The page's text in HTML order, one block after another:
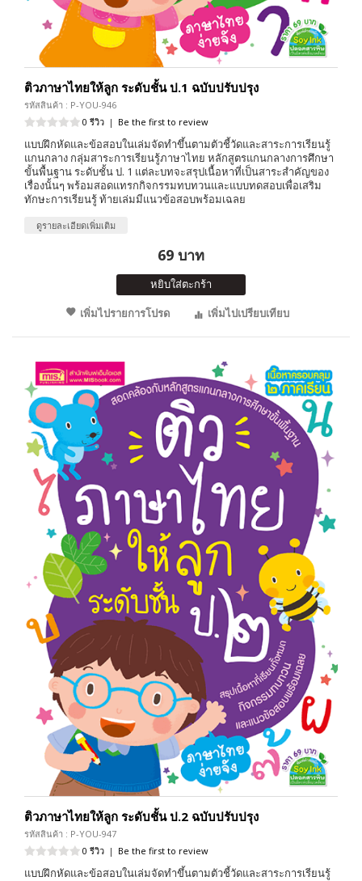
ติวภาษาไทยให้ลูก ระดับชั้น ป.1 ฉบับปรับปรุง
รหัสสินค้า : P-YOU-946
0 รีวิว | Be the first to review
แบบฝึกหัดและข้อสอบในเล่มจัดทำขึ้นตามตัวชี้วัดและสาระการเรียนรู้
แกนกลาง กลุ่มสาระการเรียนรู้ภาษาไทย หลักสูตรแกนกลางการศึกษา
ขั้นพื้นฐาน ระดับชั้น ป. 1 แต่ละบทจะสรุปเนื้อหาที่เป็นสาระสำคัญของ
เรื่องนั้นๆ พร้อมสอดแทรกกิจกรรมทบทวนและแบบทดสอบเพื่อเสริม
ทักษะการเรียนรู้ ท้ายเล่มมีแนวข้อสอบพร้อมเฉลย
ดูรายละเอียดเพิ่มเติม
69 บาท
หยิบใส่ตะกร้า
เพิ่มไปรายการโปรด
เพิ่มไปเปรียบเทียบ
ติวภาษาไทยให้ลูก ระดับชั้น ป.2 ฉบับปรับปรุง
รหัสสินค้า : P-YOU-947
0 รีวิว | Be the first to review
แบบฝึกหัดและข้อสอบในเล่มจัดทำขึ้นตามตัวชี้วัดและสาระการเรียนรู้